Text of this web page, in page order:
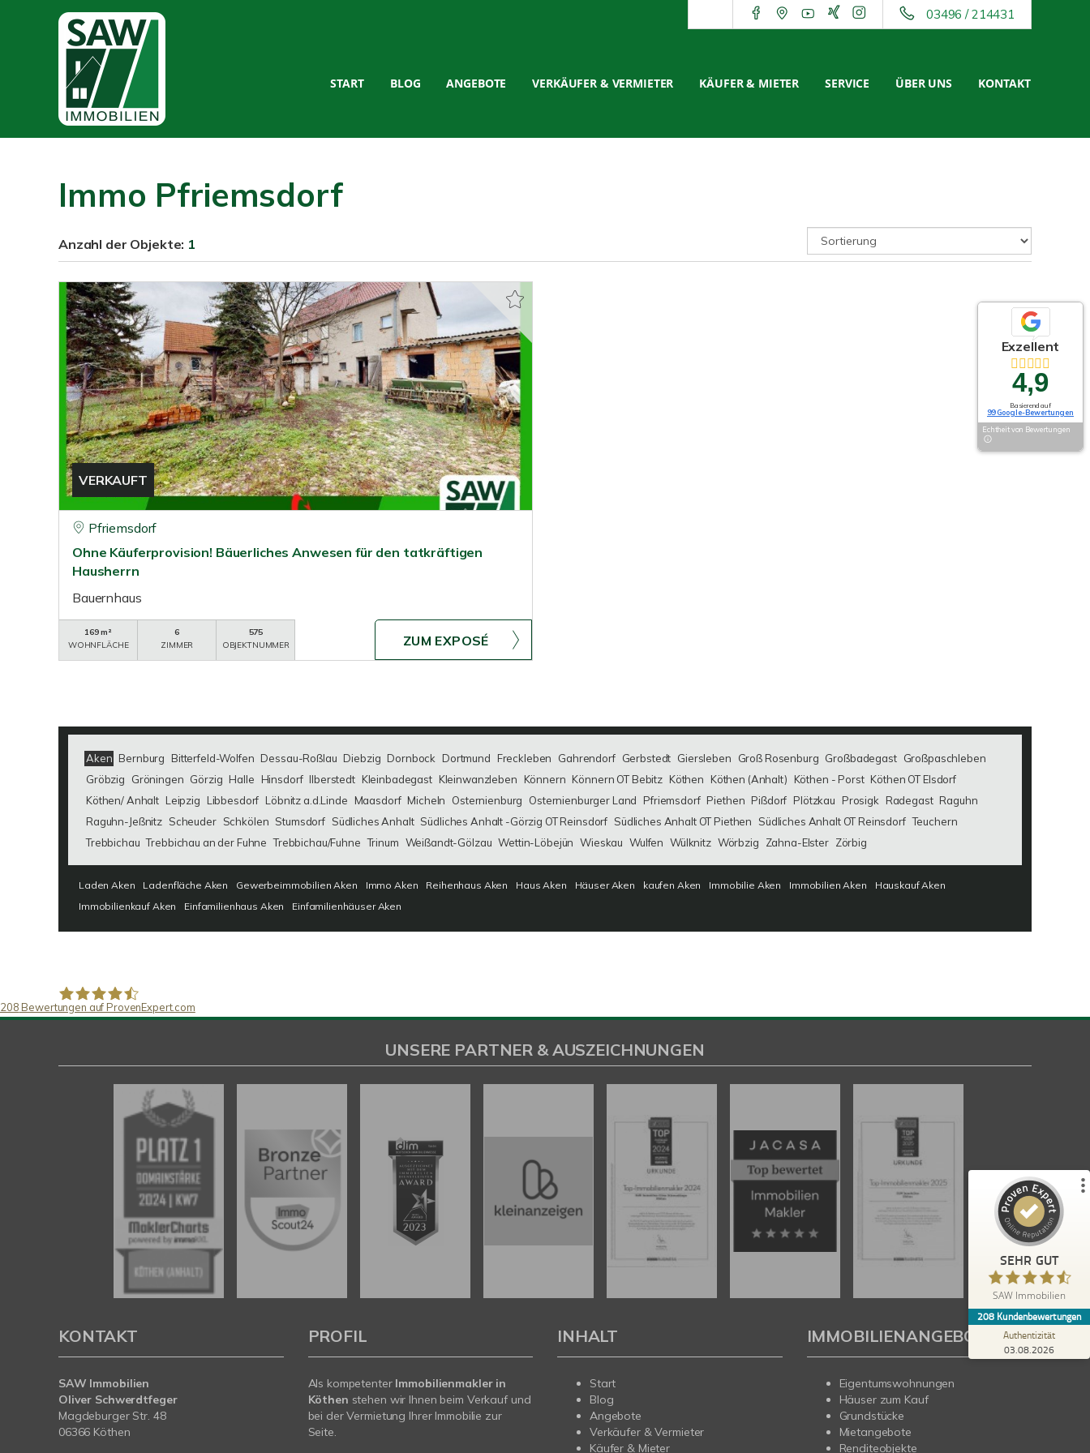
03496 / 214431
START BLOG ANGEBOTE VERKÄUFER & VERMIETER KÄUFER & MIETER SERVICE ÜBER UNS KONTAKT
Immo Pfriemsdorf
Anzahl der Objekte: 1
VERKAUFT
Pfriemsdorf
Ohne Käuferprovision! Bäuerliches Anwesen für den tatkräftigen
Hausherrn
Bauernhaus
169 m²
WOHNFLÄCHE
6
ZIMMER
575
OBJEKTNUMMER
ZUM EXPOSÉ
Aken Bernburg Bitterfeld-Wolfen Dessau-Roßlau Diebzig Dornbock Dortmund Freckleben Gahrendorf Gerbstedt Giersleben Groß Rosenburg Großbadegast Großpaschleben
Gröbzig
Gröningen Görzig Halle Hinsdorf Ilberstedt Kleinbadegast Kleinwanzleben Könnern Könnern OT Bebitz Köthen Köthen (Anhalt) Köthen - Porst Köthen OT Elsdorf
Köthen/ Anhalt Leipzig Libbesdorf Löbnitz a.d.Linde Maasdorf Micheln Osternienburg Osternienburger Land Pfriemsdorf Piethen Pißdorf Plötzkau Prosigk Radegast Raguhn
Raguhn-Jeßnitz Scheuder Schkölen Stumsdorf Südliches Anhalt Südliches Anhalt -Görzig OT Reinsdorf Südliches Anhalt OT Piethen Südliches Anhalt OT Reinsdorf Teuchern
Trebbichau Trebbichau an der Fuhne Trebbichau/Fuhne Trinum Weißandt-Gölzau Wettin-Löbejün Wieskau Wulfen Wülknitz Wörbzig Zahna-Elster Zörbig
Laden Aken Ladenfläche Aken Gewerbeimmobilien Aken Immo Aken Reihenhaus Aken Haus Aken Häuser Aken kaufen Aken Immobilie Aken Immobilien Aken
Hauskauf Aken
Immobilienkauf Aken
Einfamilienhaus Aken Einfamilienhäuser Aken
Exzellent
4,9
Basierend auf
99 Google-Bewertungen
Echtheit von Bewertungen
208 Bewertungen auf ProvenExpert.com
UNSERE PARTNER & AUSZEICHNUNGEN
KONTAKT
SAW Immobilien
Oliver Schwerdtfeger
Magdeburger Str. 48
06366 Köthen
PROFIL
Als kompetenter Immobilienmakler in
Köthen stehen wir Ihnen beim Verkauf und
bei der Vermietung Ihrer Immobilie zur
Seite.
INHALT
Start
Blog
Angebote
Verkäufer & Vermieter
Käufer & Mieter
IMMOBILIENANGEBOTE
Eigentumswohnungen
Häuser zum Kauf
Grundstücke
Mietangebote
Renditeobjekte
SEHR GUT
SAW Immobilien
208 Kundenbewertungen
Authentizität
03.08.2026
4,67
/
5,00
29
Bewertungen auf
ProvenExpert.com
179
Bewertungen von
Blick aufs ProvenExpert-Profil werfen
Heidi B.
5,00
bei SAW. Gute, fachkundige Beratung. Es hat
alles wie abgesproch...